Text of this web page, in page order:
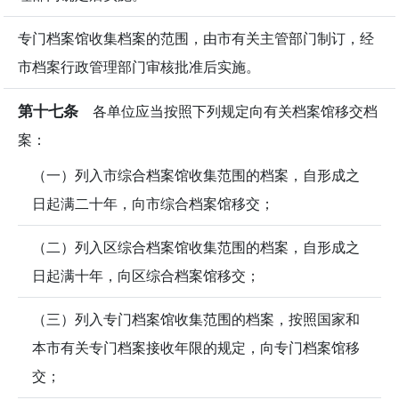
专门档案馆收集档案的范围，由市有关主管部门制订，经
市档案行政管理部门审核批准后实施。
第十七条 各单位应当按照下列规定向有关档案馆移交档
案：
（一）列入市综合档案馆收集范围的档案，自形成之
日起满二十年，向市综合档案馆移交；
（二）列入区综合档案馆收集范围的档案，自形成之
日起满十年，向区综合档案馆移交；
（三）列入专门档案馆收集范围的档案，按照国家和
本市有关专门档案接收年限的规定，向专门档案馆移
交；